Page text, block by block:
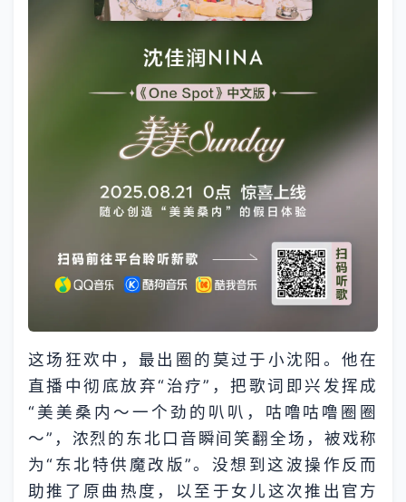
这场狂欢中，最出圈的莫过于小沈阳。他在
直播中彻底放弃“治疗”，把歌词即兴发挥成
“美美桑内～一个劲的叭叭，咕噜咕噜圈圈
～”，浓烈的东北口音瞬间笑翻全场，被戏称
为“东北特供魔改版”。没想到这波操作反而
助推了原曲热度，以至于女儿这次推出官方